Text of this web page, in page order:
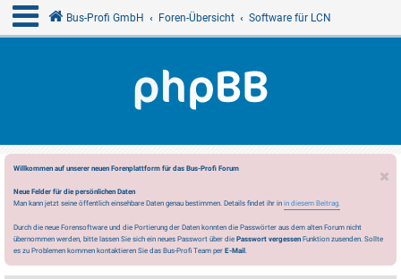
Bus-Profi GmbH Foren-Übersicht Software für LCN
Willkommen auf unserer neuen Forenplattform für das Bus-Profi Forum
Neue Felder für die persönlichen Daten
Man kann jetzt seine öffentlich einsehbare Daten genau bestimmen. Details findet ihr in in diesem Beitrag.
Durch die neue Forensoftware und die Portierung der Daten konnten die Passwörter aus dem alten Forum nicht
übernommen werden, bitte lassen Sie sich ein neues Passwort über die Passwort vergessen Funktion zusenden. Sollte
es zu Problemen kommen kontaktieren Sie das Bus-Profi Team per E-Mail.